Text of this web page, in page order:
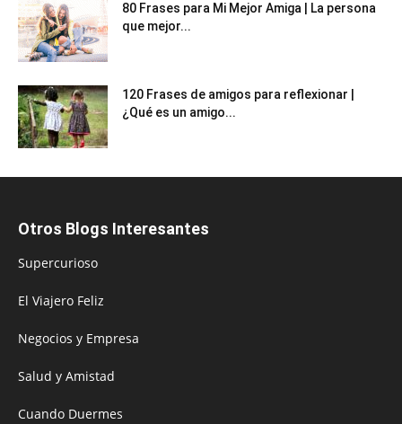
80 Frases para Mi Mejor Amiga | La persona
que mejor...
120 Frases de amigos para reflexionar |
¿Qué es un amigo...
Otros Blogs Interesantes
Supercurioso
El Viajero Feliz
Negocios y Empresa
Salud y Amistad
Cuando Duermes